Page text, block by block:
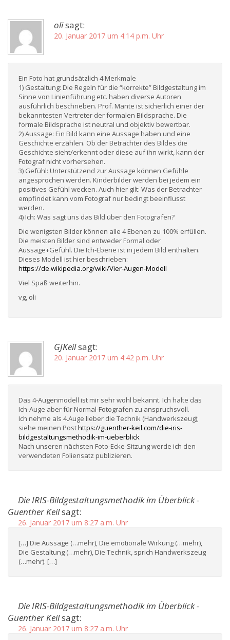
olisagt:
20. Januar 2017 um 4:14 p.m. Uhr
Ein Foto hat grundsätzlich 4 Merkmale
1) Gestaltung: Die Regeln für die “korrekte” Bildgestaltung im
Sinne von Linienführung etc. haben diverse Autoren
ausführlich beschrieben. Prof. Mante ist sicherlich einer der
bekanntesten Vertreter der formalen Bildsprache. Die
formale Bildsprache ist neutral und objektiv bewertbar.
2) Aussage: Ein Bild kann eine Aussage haben und eine
Geschichte erzählen. Ob der Betrachter des Bildes die
Geschichte sieht/erkennt oder diese auf ihn wirkt, kann der
Fotograf nicht vorhersehen.
3) Gefühl: Unterstützend zur Aussage können Gefühle
angesprochen werden. Kinderbilder werden bei jedem ein
positives Gefühl wecken. Auch hier gilt: Was der Betrachter
empfindet kann vom Fotograf nur bedingt beeinflusst
werden.
4) Ich: Was sagt uns das Bild über den Fotografen?
Die wenigsten Bilder können alle 4 Ebenen zu 100% erfüllen.
Die meisten Bilder sind entweder Formal oder
Aussage+Gefühl. Die Ich-Ebene ist in jedem Bild enthalten.
Dieses Modell ist hier beschrieben:
https://de.wikipedia.org/wiki/Vier-Augen-Modell
Viel Spaß weiterhin.
vg, oli
GJKeilsagt:
20. Januar 2017 um 4:42 p.m. Uhr
Das 4-Augenmodell ist mir sehr wohl bekannt. Ich halte das
Ich-Auge aber für Normal-Fotografen zu anspruchsvoll.
Ich nehme als 4.Auge lieber die Technik (Handwerkszeug);
siehe meinen Posthttps://guenther-keil.com/die-iris-
bildgestaltungsmethodik-im-ueberblick
Nach unseren nächsten Foto-Ecke-Sitzung werde ich den
verwendeten Foliensatz publizieren.
Die IRIS-Bildgestaltungsmethodik im Überblick -
Guenther Keilsagt:
26. Januar 2017 um 8:27 a.m. Uhr
[…] Die Aussage (…mehr), Die emotionale Wirkung (…mehr),
Die Gestaltung (…mehr), Die Technik, sprich Handwerkszeug
(…mehr). […]
Die IRIS-Bildgestaltungsmethodik im Überblick -
Guenther Keilsagt:
26. Januar 2017 um 8:27 a.m. Uhr